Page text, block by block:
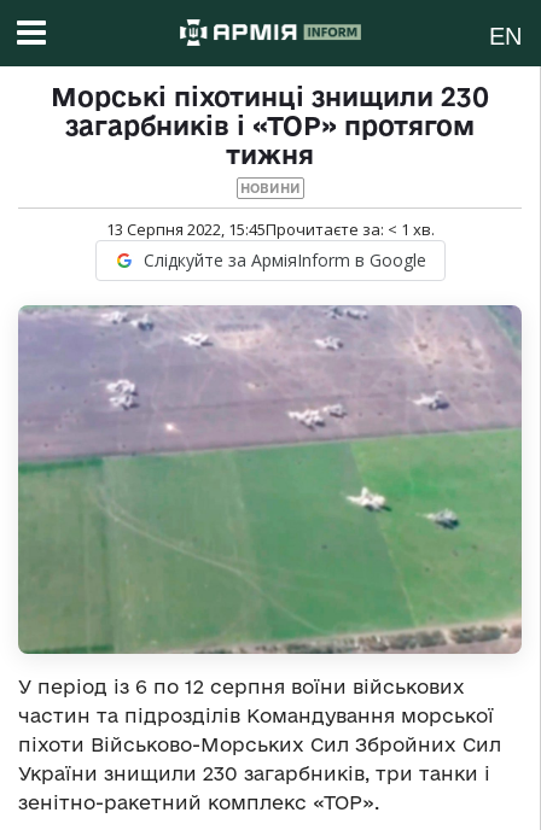
EN
Морські піхотинці знищили 230
загарбників і «ТОР» протягом
тижня
НОВИНИ
13 Серпня 2022, 15:45Прочитаєте за: < 1 хв.
Слідкуйте за АрміяInform в Google
У період із 6 по 12 серпня воїни військових
частин та підрозділів Командування морської
піхоти Військово-Морських Сил Збройних Сил
України знищили 230 загарбників, три танки і
зенітно-ракетний комплекс «ТОР».